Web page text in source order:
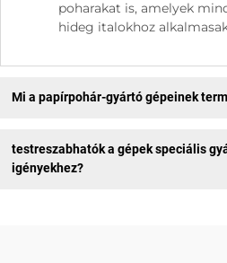
poharakat is, amelyek
hideg italokhoz
Mi a papírpohár-gyártó gépeinek
testreszabhatók a gépek speciális
igényekhez?